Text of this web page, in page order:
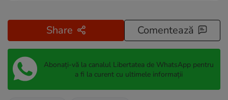
Share Comentează
Abonați-vă la canalul Libertatea de WhatsApp pentru
a fi la curent cu ultimele informații